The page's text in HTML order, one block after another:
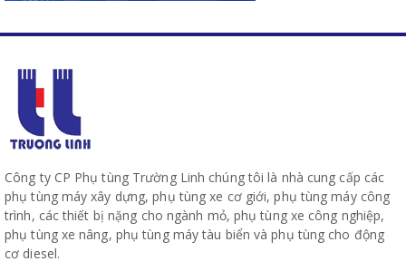
Công ty CP Phụ tùng Trường Linh chúng tôi là nhà cung cấp các
phụ tùng máy xây dựng, phụ tùng xe cơ giới, phụ tùng máy công
trình, các thiết bị nặng cho ngành mỏ, phụ tùng xe công nghiệp,
phụ tùng xe nâng, phụ tùng máy tàu biển và phụ tùng cho động
cơ diesel.